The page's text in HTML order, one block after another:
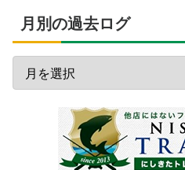
月別の過去ログ